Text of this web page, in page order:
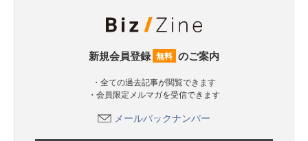
新規会員登録 無料 のご案内
・全ての過去記事が閲覧できます
・会員限定メルマガを受信できます
メールバックナンバー